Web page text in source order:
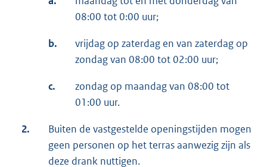
08:00 tot 0:00 uur;
b.
vrijdag op zaterdag en van zaterdag op
zondag van 08:00 tot 02:00 uur;
c.
zondag op maandag van 08:00 tot
01:00 uur.
2.
Buiten de vastgestelde openingstijden mogen
geen personen op het terras aanwezig zijn als
deze drank nuttigen.